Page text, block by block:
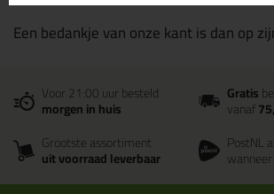
Een bedankje van onze kant is dan op
Voor 21:00 uur besteld
morgen in huis
Gratis
vanaf
Grootste assortiment
uit voorraad leverbaar
PostNL